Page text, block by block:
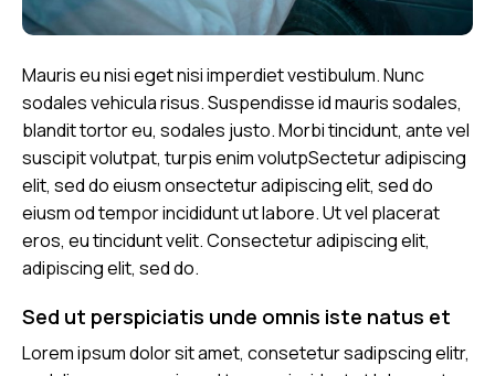
Mauris eu nisi eget nisi imperdiet vestibulum. Nunc
sodales vehicula risus. Suspendisse id mauris sodales,
blandit tortor eu, sodales justo. Morbi tincidunt, ante vel
suscipit volutpat, turpis enim volutpSectetur adipiscing
elit, sed do eiusm onsectetur adipiscing elit, sed do
eiusm od tempor incididunt ut labore. Ut vel placerat
eros, eu tincidunt velit. Consectetur adipiscing elit,
adipiscing elit, sed do.
Sed ut perspiciatis unde omnis iste natus et
Lorem ipsum dolor sit amet, consetetur sadipscing elitr,